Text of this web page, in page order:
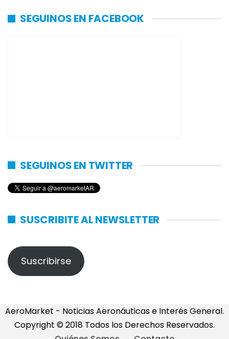
SEGUINOS EN FACEBOOK
SEGUINOS EN TWITTER
SUSCRIBITE AL NEWSLETTER
Suscribirse
AeroMarket - Noticias Aeronáuticas e Interés General.
Copyright © 2018 Todos los Derechos Reservados.